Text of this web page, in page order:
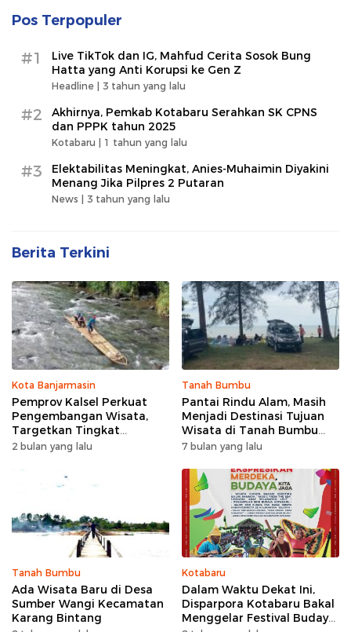
Pos Terpopuler
#1
Live TikTok dan IG, Mahfud Cerita Sosok Bung
Hatta yang Anti Korupsi ke Gen Z
Headline | 3 tahun yang lalu
#2
Akhirnya, Pemkab Kotabaru Serahkan SK CPNS
dan PPPK tahun 2025
Kotabaru | 1 tahun yang lalu
#3
Elektabilitas Meningkat, Anies-Muhaimin Diyakini
Menang Jika Pilpres 2 Putaran
News | 3 tahun yang lalu
Berita Terkini
Kota Banjarmasin
Pemprov Kalsel Perkuat
Pengembangan Wisata,
Targetkan Tingkat
Kunjungan Naik 5 Persen di
2 bulan yang lalu
Tanah Bumbu
Pantai Rindu Alam, Masih
Menjadi Destinasi Tujuan
Wisata di Tanah Bumbu
dengan Rindangnya Pohon
7 bulan yang lalu
Tanah Bumbu
Ada Wisata Baru di Desa
Sumber Wangi Kecamatan
Karang Bintang
Kotabaru
Dalam Waktu Dekat Ini,
Disparpora Kotabaru Bakal
Menggelar Festival Budaya